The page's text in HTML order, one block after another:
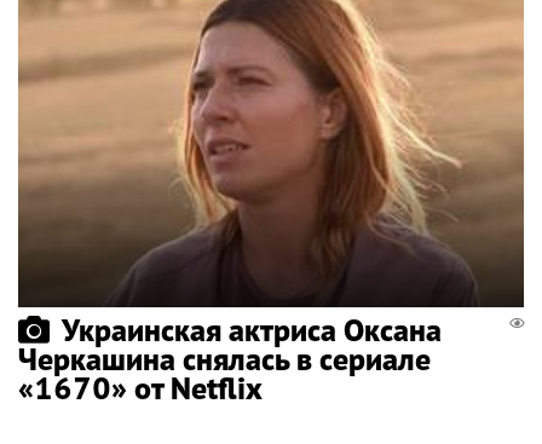
Украинская актриса Оксана
Черкашина снялась в сериале
«1670» от Netflix